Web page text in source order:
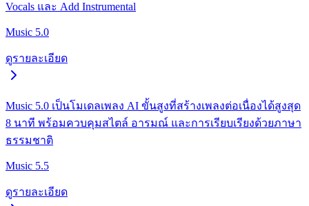
Vocals และ Add Instrumental
Music 5.0
ดูรายละเอียด
Music 5.0 เป็นโมเดลเพลง AI ขั้นสูงที่สร้างเพลงต่อเนื่องได้สูงสุด
8 นาที พร้อมควบคุมสไตล์ อารมณ์ และการเรียบเรียงด้วยภาษา
ธรรมชาติ
Music 5.5
ดูรายละเอียด